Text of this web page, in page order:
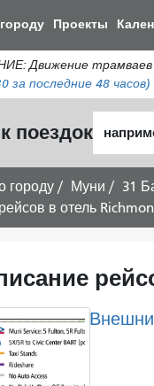
Проекты
трамваев
за последние 48 часов)
поездок
городу Муни
31
в отель